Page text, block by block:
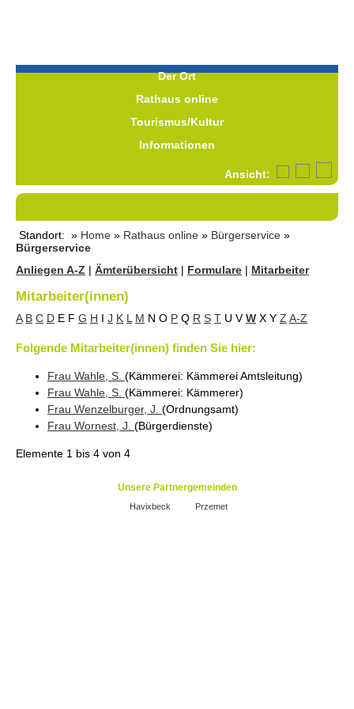
Der Ort
Rathaus online
Tourismus/Kultur
Informationen
Ansicht:
Standort: » Home » Rathaus online » Bürgerservice »
Bürgerservice
Anliegen A-Z | Ämterübersicht | Formulare | Mitarbeiter
Mitarbeiter(innen)
A B C D E F G H I J K L M N O P Q R S T U V W X Y Z A-Z
Folgende Mitarbeiter(innen) finden Sie hier:
Frau Wahle , S. (Kämmerei: Kämmerei Amtsleitung)
Frau Wahle , S. (Kämmerei: Kämmerer)
Frau Wenzelburger, J. (Ordnungsamt)
Frau Wornest , J. (Bürgerdienste)
Elemente 1 bis 4 von 4
Unsere Partnergemeinden
Havixbeck Przemet